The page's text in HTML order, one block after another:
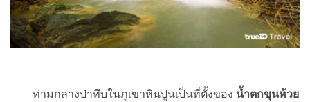
ท่ามกลางป่าทึบในภูเขาหินปูนเป็นที่ตั้งของ น้ำตกขุนห้วย